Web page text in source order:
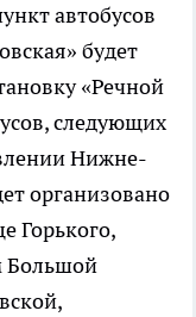
автобусов
будет
«Речной
следующих
Нижне-
организовано
Горького,
Большой